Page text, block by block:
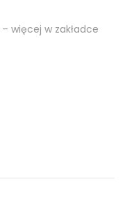
– więcej w zakładce